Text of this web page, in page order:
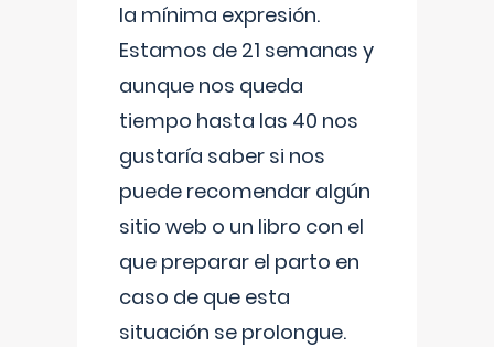
la mínima expresión.
Estamos de 21 semanas y
aunque nos queda
tiempo hasta las 40 nos
gustaría saber si nos
puede recomendar algún
sitio web o un libro con el
que preparar el parto en
caso de que esta
situación se prolongue.